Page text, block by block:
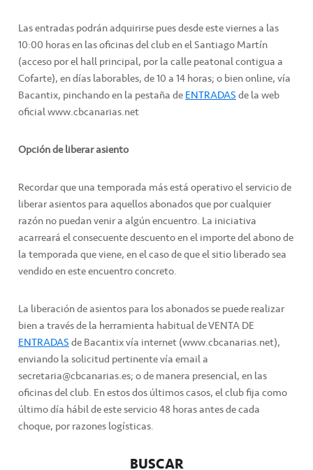
Las entradas podrán adquirirse pues desde este viernes a las
10:00 horas en las oficinas del club en el Santiago Martín
(acceso por el hall principal, por la calle peatonal contigua a
Cofarte), en días laborables, de 10 a 14 horas; o bien online, vía
Bacantix, pinchando en la pestaña deENTRADASde la web
oficial www.cbcanarias.net
Opción de liberar asiento
Recordar que una temporada más está operativo el servicio de
liberar asientos para aquellos abonados que por cualquier
razón no puedan venir a algún encuentro. La iniciativa
acarreará el consecuente descuento en el importe del abono de
la temporada que viene, en el caso de que el sitio liberado sea
vendido en este encuentro concreto.
La liberación de asientos para los abonados se puede realizar
bien a través de la herramienta habitual de VENTA DE
ENTRADASde Bacantix vía internet (www.cbcanarias.net),
enviando la solicitud pertinente vía email a
secretaria@cbcanarias.es; o de manera presencial, en las
oficinas del club. En estos dos últimos casos, el club fija como
último día hábil de este servicio 48 horas antes de cada
choque, por razones logísticas.
BUSCAR